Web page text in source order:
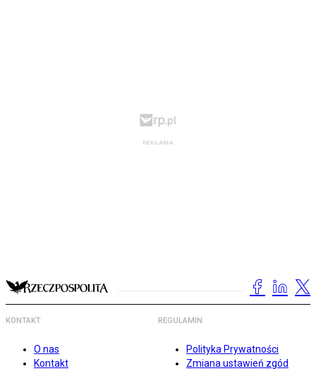
KONTAKT
O nas
Kontakt
REGULAMIN
Polityka Prywatności
Zmiana ustawień zgód